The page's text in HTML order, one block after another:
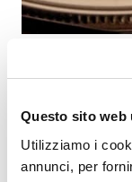
Questo sito web
Utilizziamo i
annunci, per
della
la forma di una
oppure di piccoli